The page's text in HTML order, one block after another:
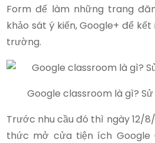
Form để làm những trang
khảo sát ý kiến, Google+ để
trường.
Google classroom là gì?
Trước nhu cầu đó thì ngày 12/
thức mở cửa tiện ích Google